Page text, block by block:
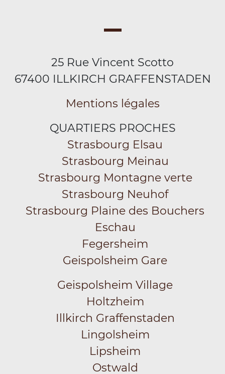
25 Rue Vincent Scotto
67400 ILLKIRCH GRAFFENSTADEN
Mentions légales
QUARTIERS PROCHES
Strasbourg Elsau
Strasbourg Meinau
Strasbourg Montagne verte
Strasbourg Neuhof
Strasbourg Plaine des Bouchers
Eschau
Fegersheim
Geispolsheim Gare
Geispolsheim Village
Holtzheim
Illkirch Graffenstaden
Lingolsheim
Lipsheim
Ostwald